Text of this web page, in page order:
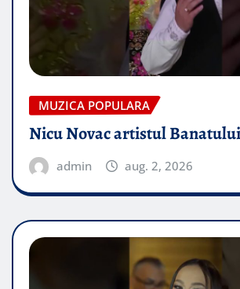
MUZICA POPULARA
Nicu Novac artistul Banatului
admin aug. 2, 2026